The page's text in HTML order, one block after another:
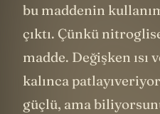
bu maddenin
çıktı. Çünkü
madde. Değişken ısı
kalınca
güçlü, ama